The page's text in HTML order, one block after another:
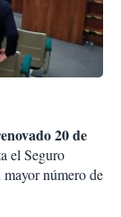
20 de
el Seguro
número de